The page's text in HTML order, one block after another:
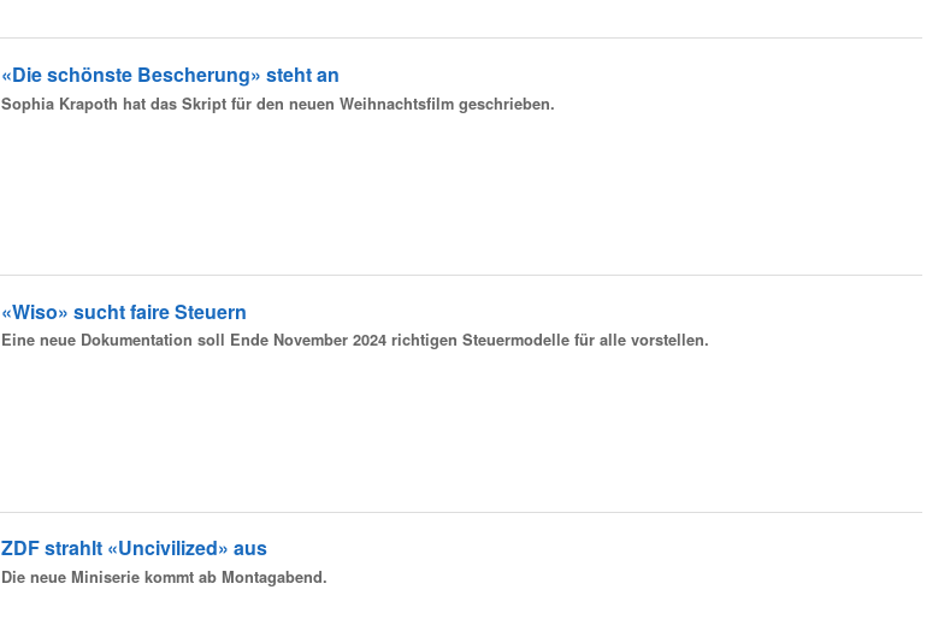
«Die schönste Bescherung» steht an
Sophia Krapoth hat das Skript für den neuen Weihnachtsfilm geschrieben.
«Wiso» sucht faire Steuern
Eine neue Dokumentation soll Ende November 2024 richtigen Steuermodelle für alle vorstellen.
ZDF strahlt «Uncivilized» aus
Die neue Miniserie kommt ab Montagabend.